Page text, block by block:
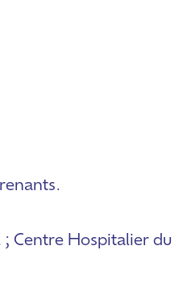
; Centre Hospitalier du